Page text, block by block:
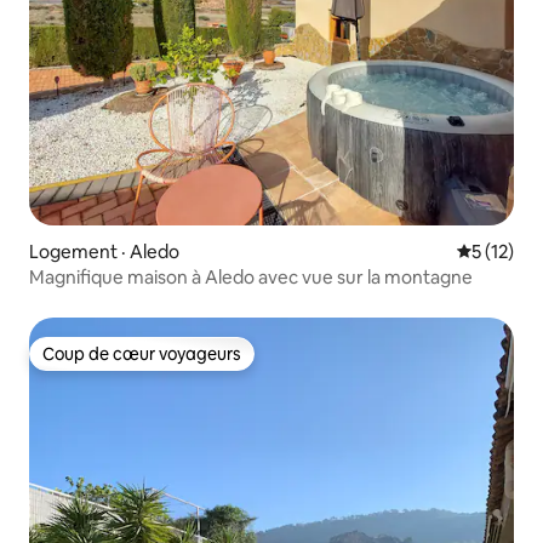
Logement · Aledo Note
5 (12)
Magnifique maison à Aledo avec vue sur la montagne
Coup de cœur voyageurs
Coup de cœur voyageurs